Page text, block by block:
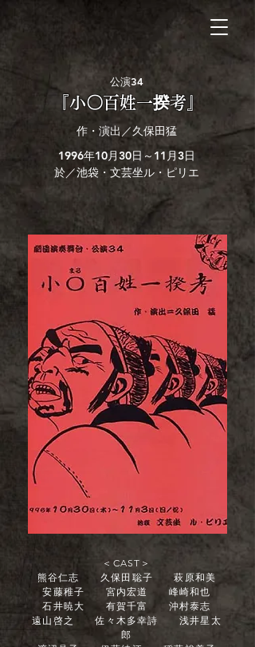
公演34
『小〇百姓一揆考』
作・演出／久保田猛
1996年10月30日～11月3日
於／池袋・文芸坐ル・ピリエ
＜CAST＞
熊谷仁志 久保田聡子 萩原和美
安藤稚子 宮内宏道 峰崎和也
石井暁大 有賀千富 沖村泰志
遠山啓之 佐々木多幸詩 浅井星太
郎